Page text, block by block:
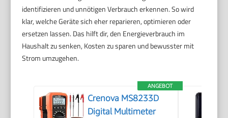
identifizieren und unnötigen Verbrauch erkennen. So wird
klar, welche Geräte sich eher reparieren, optimieren oder
ersetzen lassen. Das hilft dir, den Energieverbrauch im
Haushalt zu senken, Kosten zu sparen und bewusster mit
Strom umzugehen.
ANGEBOT
Crenova MS8233D
Digital Multimeter